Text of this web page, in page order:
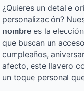
¿Quieres un detalle
personalización?
nombre es la
que buscan un
cumpleaños,
afecto, este llavero
un toque personal